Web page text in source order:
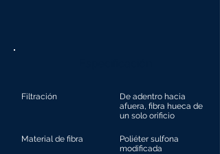
Filtración
De adentro hacia
afuera, fibra hueca de
un solo orificio
Material de fibra
Poliéter sulfona
modificada